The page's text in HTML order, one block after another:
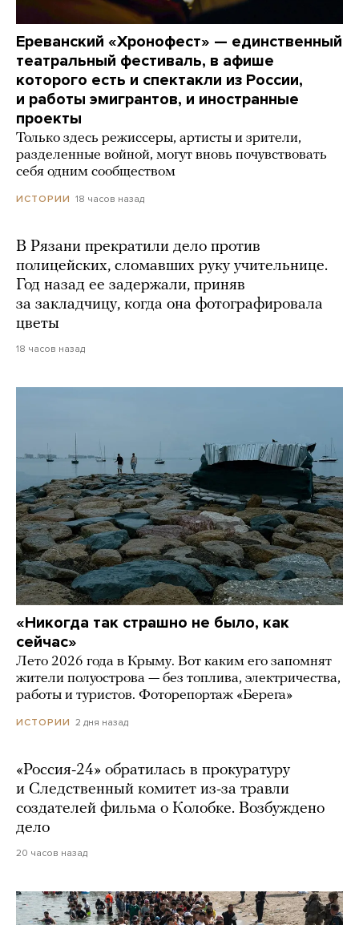
Ереванский «Хронофест» — единственный
театральный фестиваль, в афише
которого есть и спектакли из России,
и работы эмигрантов, и иностранные
проекты
Только здесь режиссеры, артисты и зрители,
разделенные войной, могут вновь почувствовать
себя одним сообществом
ИСТОРИИ 18 часов назад
В Рязани прекратили дело против
полицейских, сломавших руку учительнице.
Год назад ее задержали, приняв
за закладчицу, когда она фотографировала
цветы
18 часов назад
«Никогда так страшно не было, как
сейчас»
Лето 2026 года в Крыму. Вот каким его запомнят
жители полуострова — без топлива, электричества,
работы и туристов. Фоторепортаж «Берега»
ИСТОРИИ 2 дня назад
«Россия-24» обратилась в прокуратуру
и Следственный комитет из-за травли
создателей фильма о Колобке. Возбуждено
дело
20 часов назад